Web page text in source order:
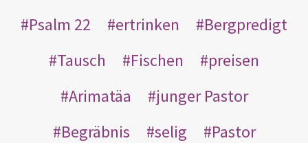
Psalm 22
ertrinken
Bergpredigt
Tausch
Fischen
preisen
Arimatäa
junger Pastor
Begräbnis
selig
Pastor